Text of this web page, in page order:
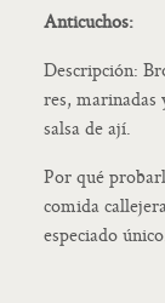
Anticuchos:
Descripción:
res, marinadas
salsa de ají.
Por qué
comida
especiado